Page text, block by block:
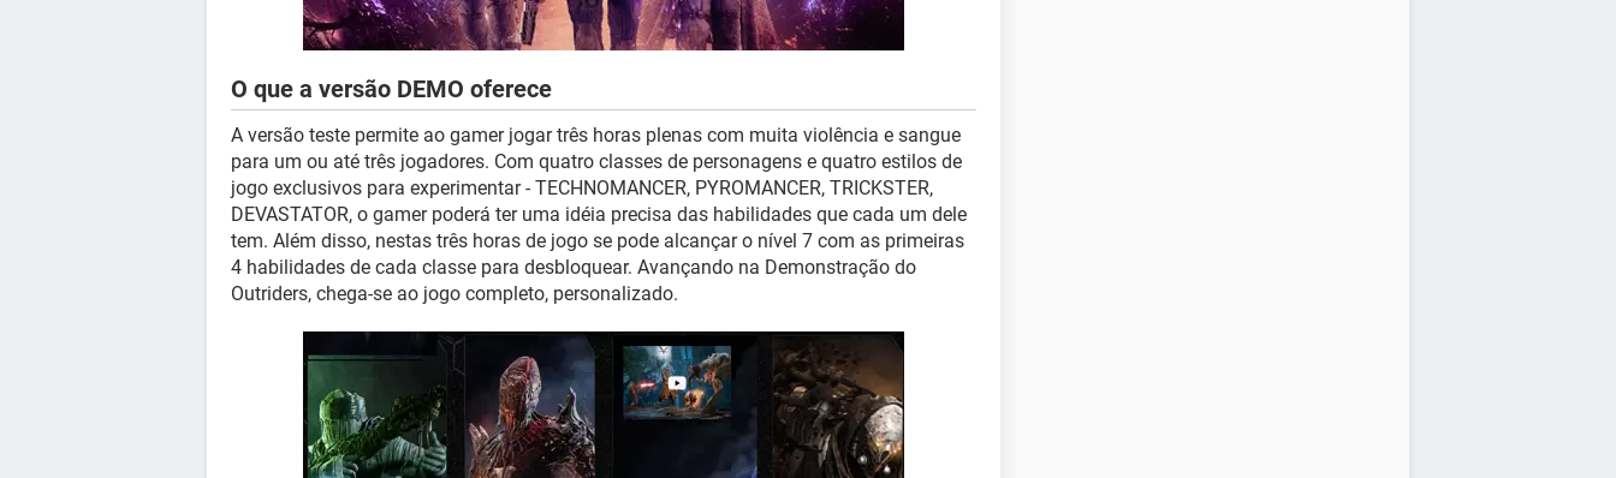
O que a versão DEMO oferece
A versão teste permite ao gamer jogar três horas plenas com muita violência e sangue
para um ou até três jogadores. Com quatro classes de personagens e quatro estilos de
jogo exclusivos para experimentar - TECHNOMANCER, PYROMANCER, TRICKSTER,
DEVASTATOR, o gamer poderá ter uma idéia precisa das habilidades que cada um dele
tem. Além disso, nestas três horas de jogo se pode alcançar o nível 7 com as primeiras
4 habilidades de cada classe para desbloquear. Avançando na Demonstração do
Outriders, chega-se ao jogo completo, personalizado.